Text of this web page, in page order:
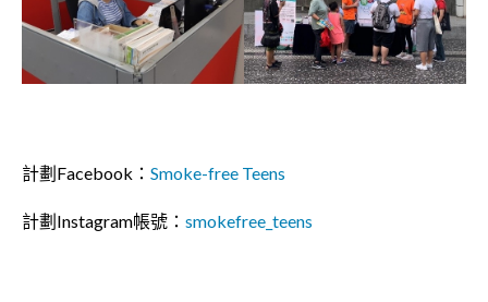
計劃Facebook： Smoke-free Teens
計劃Instagram帳號： smokefree_teens